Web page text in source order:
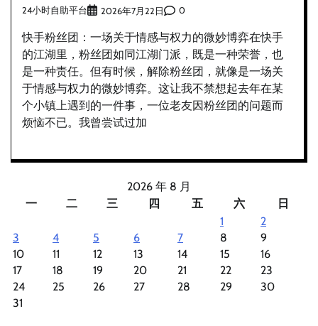
24小时自助平台 2026年7月22日 0
快手粉丝团：一场关于情感与权力的微妙博弈在快手
的江湖里，粉丝团如同江湖门派，既是一种荣誉，也
是一种责任。但有时候，解除粉丝团，就像是一场关
于情感与权力的微妙博弈。这让我不禁想起去年在某
个小镇上遇到的一件事，一位老友因粉丝团的问题而
烦恼不已。我曾尝试过加
2026 年 8 月
一
二 三 四 五 六
日
1
2
3
4 5 6 7 8
9
10
11 12 13 14 15
16
17
18 19 20 21 22
23
24
25 26 27 28 29
30
31